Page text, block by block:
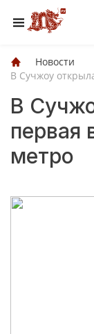
Новости
В Сучжоу
В
первая
метро